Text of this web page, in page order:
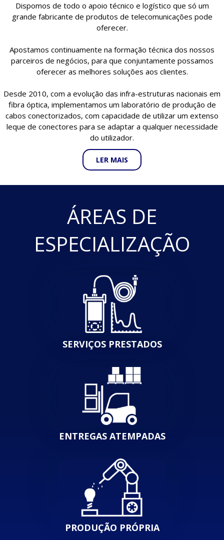
Dispomos de todo o apoio técnico e logístico que só um
grande fabricante de produtos de telecomunicações pode
oferecer.
Apostamos continuamente na formação técnica dos nossos
parceiros de negócios, para que conjuntamente possamos
oferecer as melhores soluções aos clientes.
Desde 2010, com a evolução das infra-estruturas nacionais em
fibra óptica, implementamos um laboratório de produção de
cabos conectorizados, com capacidade de utilizar um extenso
leque de conectores para se adaptar a qualquer necessidade
do utilizador.
LER MAIS
ÁREAS DE
ESPECIALIZAÇÃO
SERVIÇOS PRESTADOS
ENTREGAS ATEMPADAS
PRODUÇÃO PRÓPRIA